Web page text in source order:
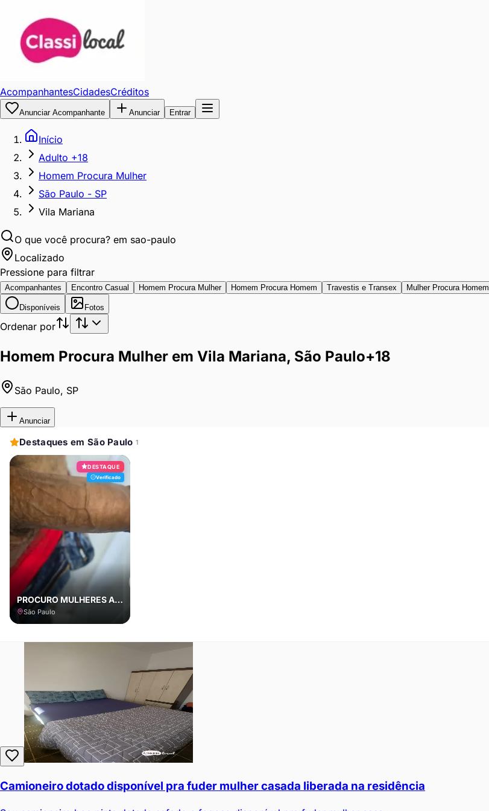
AcompanhantesCidadesCréditos
Anunciar Acompanhante Anunciar Entrar
Início
Adulto +18
Homem Procura Mulher
São Paulo - SP
Vila Mariana
O que você procura? em sao-paulo
Localizado
Pressione para filtrar
Acompanhantes Encontro Casual Homem Procura Mulher Homem Procura Homem Travestis e Transex Mulher Procura Homem
Disponíveis Fotos
Ordenar por
Homem Procura Mulher em Vila Mariana, São Paulo+18
São Paulo, SP
Anunciar
Destaques em São Paulo 1
DESTAQUE
Verificado
PROCURO MULHERES AFIM DE SEXO BEM GOSTOSO E COM MUITA TESÃO
São Paulo
Camioneiro dotado disponível pra fuder mulher casada liberada na residência